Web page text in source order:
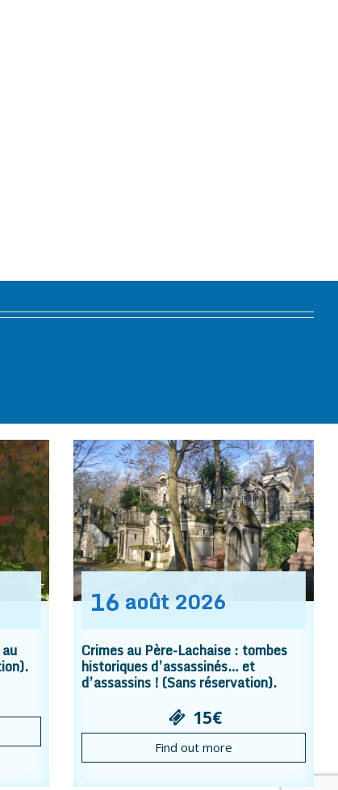
16 août 2026
Crimes au Père-Lachaise : tombes
historiques d’assassinés… et
d’assassins ! (Sans réservation).
15€
Find out more